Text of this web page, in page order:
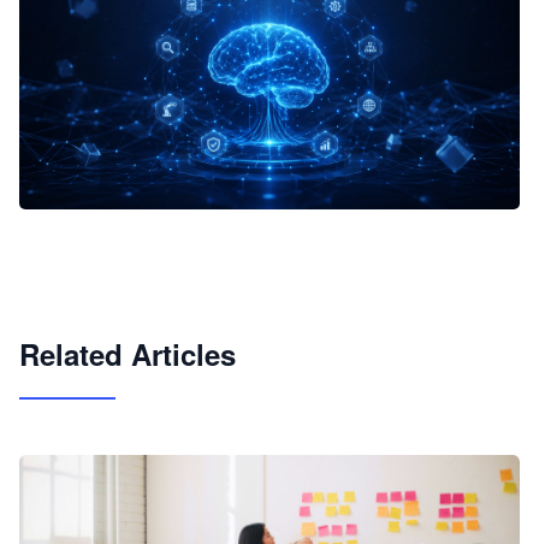
Related Articles